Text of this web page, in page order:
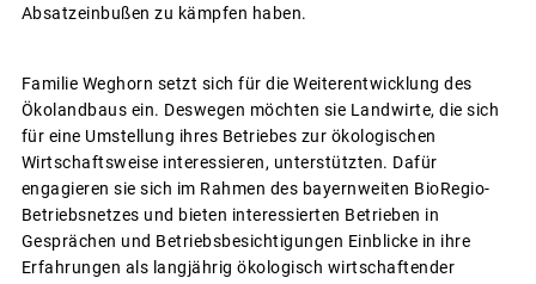
Absatzeinbußen zu kämpfen haben.
Familie Weghorn setzt sich für die Weiterentwicklung des
Ökolandbaus ein. Deswegen möchten sie Landwirte, die sich
für eine Umstellung ihres Betriebes zur ökologischen
Wirtschaftsweise interessieren, unterstützten. Dafür
engagieren sie sich im Rahmen des bayernweiten BioRegio-
Betriebsnetzes und bieten interessierten Betrieben in
Gesprächen und Betriebsbesichtigungen Einblicke in ihre
Erfahrungen als langjährig ökologisch wirtschaftender